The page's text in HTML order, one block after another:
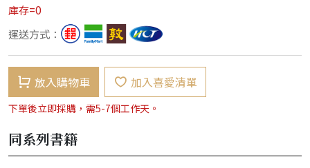
庫存=0
運送方式：
放入購物車 加入喜愛清單
下單後立即採購，需5-7個工作天。
同系列書籍